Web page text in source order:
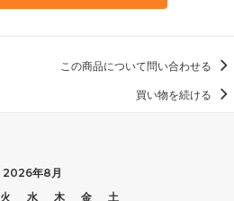
この商品について問い合わせる
買い物を続ける
2026年8月
火 水 木 金
土